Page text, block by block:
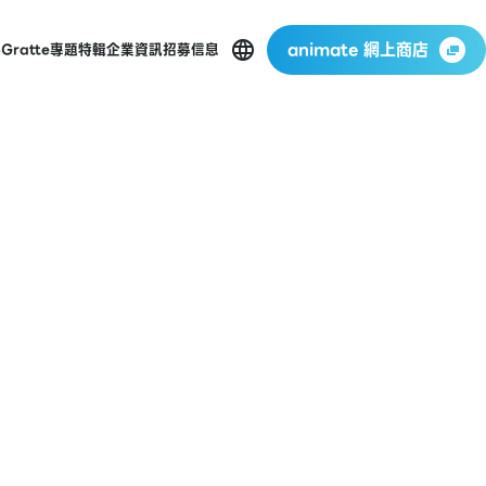
Gratte專題特輯企業資訊招募信息 animate 網上商店